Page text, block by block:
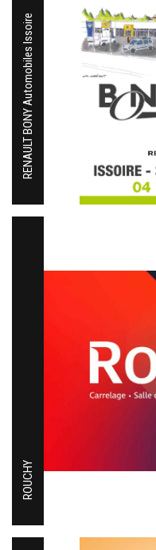
RENAULT BONY Automobiles Issoire
ROUCHY